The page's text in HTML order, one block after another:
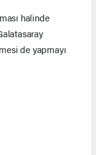
halinde
de yapmayı